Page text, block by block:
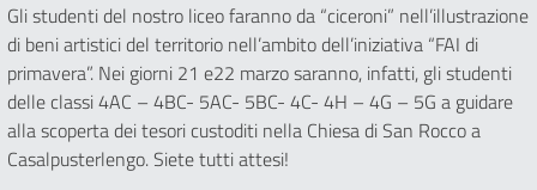
Gli studenti del nostro liceo faranno da “ciceroni” nell’illustrazione
di beni artistici del territorio nell’ambito dell’iniziativa “FAI di
primavera”. Nei giorni 21 e22 marzo saranno, infatti, gli studenti
delle classi 4AC – 4BC- 5AC- 5BC- 4C- 4H – 4G – 5G a guidare
alla scoperta dei tesori custoditi nella Chiesa di San Rocco a
Casalpusterlengo. Siete tutti attesi!